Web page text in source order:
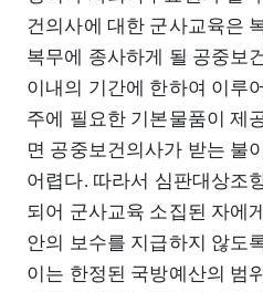
건의사에 대한 군사교육은
복무에 종사하게 될 공중보
이내의 기간에 한하여 이루
주에 필요한 기본물품이 제
면 공중보건의사가 받는 불
어렵다. 따라서 심판대상조
되어 군사교육 소집된 자에
안의 보수를 지급하지 않도
이는 한정된 국방예산의 범